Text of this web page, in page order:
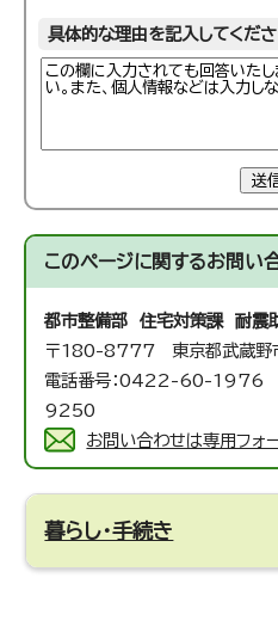
具体的な理由を記入してくだ
送
このページに関するお問い
都市整備部 住宅対策課 耐震
〒180-8777 東京都武蔵
電話番号：0422-60-1976
9250
お問い合わせは専用フォ
暮らし・手続き